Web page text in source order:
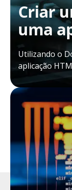
Criar
uma
Utilizando o
aplicação